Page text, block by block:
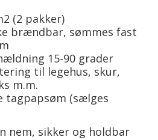
(2 pakker)
brændbar, sømmes fast
15-90 grader
til legehus, skur,
m.m.
tagpapsøm (sælges
nem, sikker og holdbar